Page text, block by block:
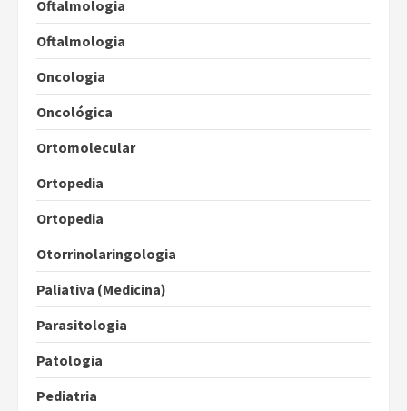
Oftalmologia
Oftalmologia
Oncologia
Oncológica
Ortomolecular
Ortopedia
Ortopedia
Otorrinolaringologia
Paliativa (Medicina)
Parasitologia
Patologia
Pediatria